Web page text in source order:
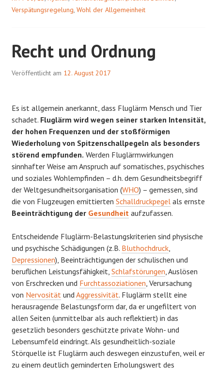
Verspätungsregelung, Wohl der Allgemeinheit
Recht und Ordnung
Veröffentlicht am 12. August 2017
Es ist allgemein anerkannt, dass Fluglärm Mensch und Tier
schadet. Fluglärm wird wegen seiner starken Intensität,
der hohen Frequenzen und der stoßförmigen
Wiederholung von Spitzenschallpegeln als besonders
störend empfunden. Werden Fluglärmwirkungen
sinnhafter Weise am Anspruch auf somatisches, psychisches
und soziales Wohlempfinden – d.h. dem Gesundheitsbegriff
der Weltgesundheitsorganisation (WHO) – gemessen, sind
die von Flugzeugen emittierten Schalldruckpegel als ernste
Beeinträchtigung der Gesundheit aufzufassen.
Entscheidende Fluglärm-Belastungskriterien sind physische
und psychische Schädigungen (z.B. Bluthochdruck,
Depressionen), Beeinträchtigungen der schulischen und
beruflichen Leistungsfähigkeit, Schlafstörungen, Auslösen
von Erschrecken und Furchtassoziationen, Verursachung
von Nervosität undAggressivität. Fluglärm stellt eine
herausragende Belastungsform dar, da er ungefiltert von
allen Seiten (unmittelbar als auch reflektiert) in das
gesetzlich besonders geschützte private Wohn- und
Lebensumfeld eindringt. Als gesundheitlich-soziale
Störquelle ist Fluglärm auch deswegen einzustufen, weil er
zu einem deutlich geminderten Erholungswert des